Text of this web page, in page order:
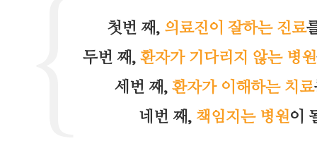
첫번 째, 의료진이 잘하는 진료
두번 째, 환자가 기다리지 않는 병원
세번 째, 환자가 이해하는 치료
네번 째, 책임지는 병원이